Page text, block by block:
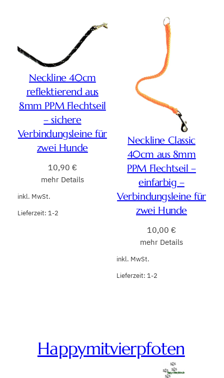
Neckline 40cm
reflektierend aus
8mm PPM Flechtseil
– sichere
Verbindungsleine für
zwei Hunde
10,90 €
mehr Details
inkl. MwSt.
Lieferzeit: 1-2
Neckline Classic
40cm aus 8mm
PPM Flechtseil –
einfarbig –
Verbindungsleine für
zwei Hunde
10,00 €
mehr Details
inkl. MwSt.
Lieferzeit: 1-2
Happymitvierpfoten